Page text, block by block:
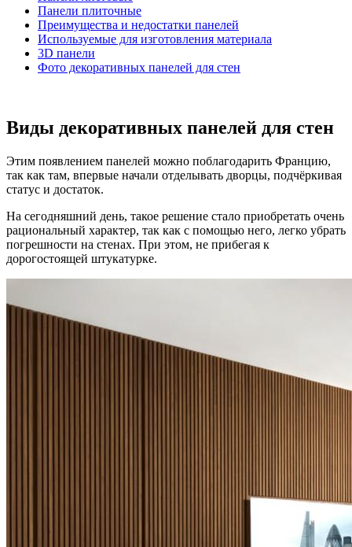
Панели плиточные
Преимущества и недостатки панелей
Используемые для изготовления материала
3D панели
Фото декоративных панелей для стен
Виды декоративных панелей для стен
Этим появлением панелей можно поблагодарить Францию,
так как там, впервые начали отделывать дворцы, подчёркивая
статус и достаток.
На сегодняшний день, такое решение стало приобретать очень
рациональный характер, так как с помощью него, легко убрать
погрешности на стенах. При этом, не прибегая к
дорогостоящей штукатурке.